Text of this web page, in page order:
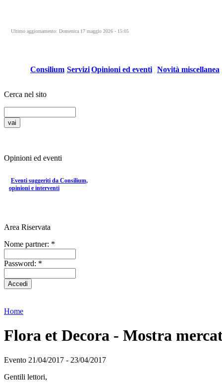
Ultimo aggiornamento: Domenica 17 maggio 2026 - 15:05
Consilium ServiziOpinioni ed eventi Novità miscellanea
Cerca nel sito
Opinioni ed eventi
Eventi suggeriti da Consilium,
opinioni e interventi
Area Riservata
Nome partner: *
Password: *
Home
Flora et Decora - Mostra
Evento 21/04/2017 - 23/04/2017
Gentili lettori,